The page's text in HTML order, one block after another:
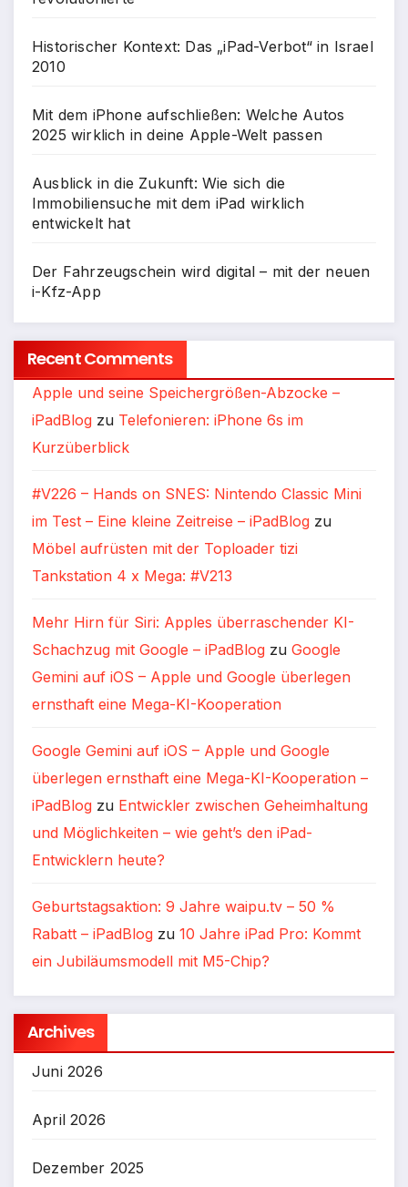
Historischer Kontext: Das „iPad-Verbot“ in Israel
2010
Mit dem iPhone aufschließen: Welche Autos
2025 wirklich in deine Apple-Welt passen
Ausblick in die Zukunft: Wie sich die
Immobiliensuche mit dem iPad wirklich
entwickelt hat
Der Fahrzeugschein wird digital – mit der neuen
i-Kfz-App
Recent Comments
Apple und seine Speichergrößen-Abzocke –
iPadBlog zu Telefonieren: iPhone 6s im
Kurzüberblick
#V226 – Hands on SNES: Nintendo Classic Mini
im Test – Eine kleine Zeitreise – iPadBlog zu
Möbel aufrüsten mit der Toploader tizi
Tankstation 4 x Mega: #V213
Mehr Hirn für Siri: Apples überraschender KI-
Schachzug mit Google – iPadBlog zu Google
Gemini auf iOS – Apple und Google überlegen
ernsthaft eine Mega-KI-Kooperation
Google Gemini auf iOS – Apple und Google
überlegen ernsthaft eine Mega-KI-Kooperation –
iPadBlog zu Entwickler zwischen Geheimhaltung
und Möglichkeiten – wie geht’s den iPad-
Entwicklern heute?
Geburtstagsaktion: 9 Jahre waipu.tv – 50 %
Rabatt – iPadBlog zu 10 Jahre iPad Pro: Kommt
ein Jubiläumsmodell mit M5-Chip?
Archives
Juni 2026
April 2026
Dezember 2025